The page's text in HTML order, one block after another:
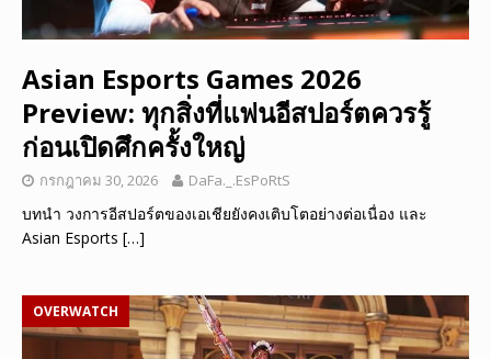
Asian Esports Games 2026
Preview: ทุกสิ่งที่แฟนอีสปอร์ตควรรู้
ก่อนเปิดศึกครั้งใหญ่
กรกฎาคม 30, 2026 DaFa._.EsPoRtS
บทนำ วงการอีสปอร์ตของเอเชียยังคงเติบโตอย่างต่อเนื่อง และ
Asian Esports […]
OVERWATCH